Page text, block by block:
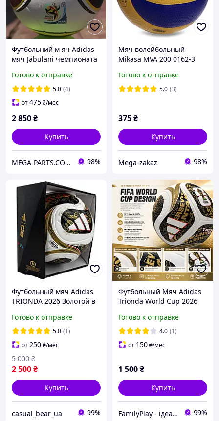
Футбольний м яч Adidas
мяч Jabulani чемпионата
Білий
Готово к отправке
5.0 (4)
от475₴/мес
2 850₴
Купить
MEGA-PARTS.COM.UA 98%
Мяч волейбольный
Mikasa MVA 200 0162-3
зале (Indoor) Yellow-Blue
Готово к отправке
5.0 (3)
375₴
Купить
Mega-zakaz 98%
Футбольный мяч Adidas
TRIONDA 2026 Золотой в
Адидас Лиги Чемпионов
2026 размер 5
Готово к отправке
5.0 (1)
от250₴/мес
2 500₴
5 000 ₴
Купить
casual_bear_ua 99%
Футбольный Мяч Adidas
Trionda World Cup 2026
Адидас Чемпионат Мира
2026 Финал
Готово к отправке
4.0 (1)
от 150₴/мес
1 500₴
Купить
FamilyPlay - ідеальне поєднання спортивних та дитячих товарів 99%